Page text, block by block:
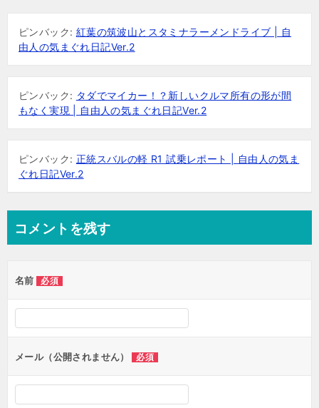
シピンバック: 紅葉の筑波山とスタミナラーメンドライブ | 自
由人の気まぐれ日記Ver.2
ピンバック: タダでマイカー！？新しいクルマ所有の形が間
もなく実現 | 自由人の気まぐれ日記Ver.2
ピンバック: 正統スバルの軽 R1 試乗レポート | 自由人の気ま
ぐれ日記Ver.2
コメントを残す
名前 必須
メール（公開されません） 必須